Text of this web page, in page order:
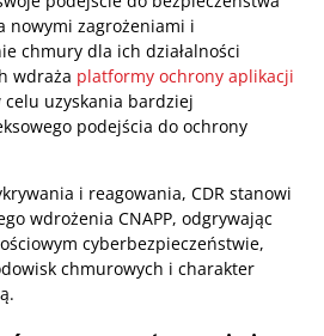
nowymi zagrożeniami i
chmury dla ich działalności
wdraża platformy ochrony aplikacji
celu uzyskania bardziej
podejścia do ochrony
i reagowania, CDR stanowi
wdrożenia CNAPP, odgrywając
cyberbezpieczeństwie,
chmurowych i charakter